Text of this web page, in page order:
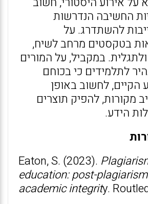
החשיבה הנדרשות
להשתדרג. על
בטקסטים מרחב לשיח,
במקביל, על המורים
לתלמידים כי בכוחם
הקיים, לחשוב באופן
מקורות, להפיק תוצרים
הידע.
Eaton, S. (2023).
education:post-
academic integrity.